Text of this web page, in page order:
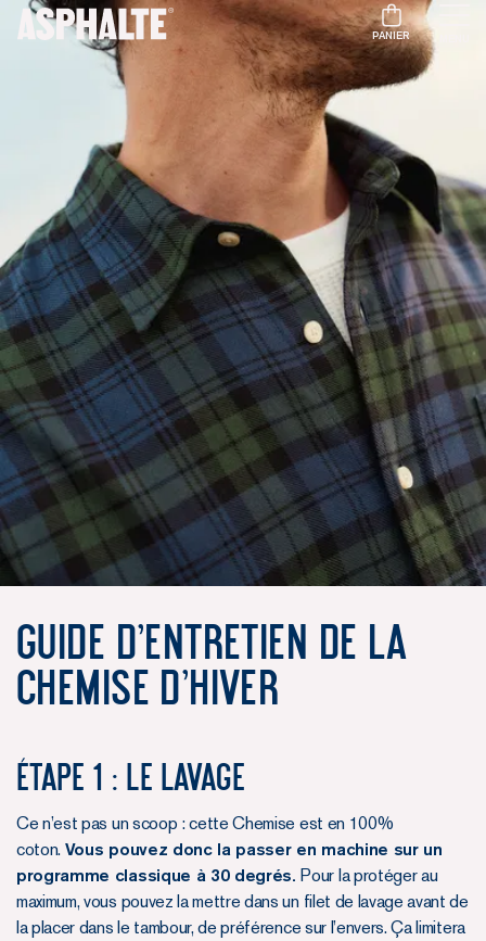
PANIER
Guide d'entretien de la
Chemise d’Hiver
Étape 1 : le lavage
Ce n’est pas un scoop : cette Chemise est en 100%
coton. Vous pouvez donc la passer en machine sur un
programme classique à 30 degrés.Pour la protéger au
maximum, vous pouvez la mettre dans un filet de lavage avant de
la placer dans le tambour, de préférence sur l’envers. Ça limitera